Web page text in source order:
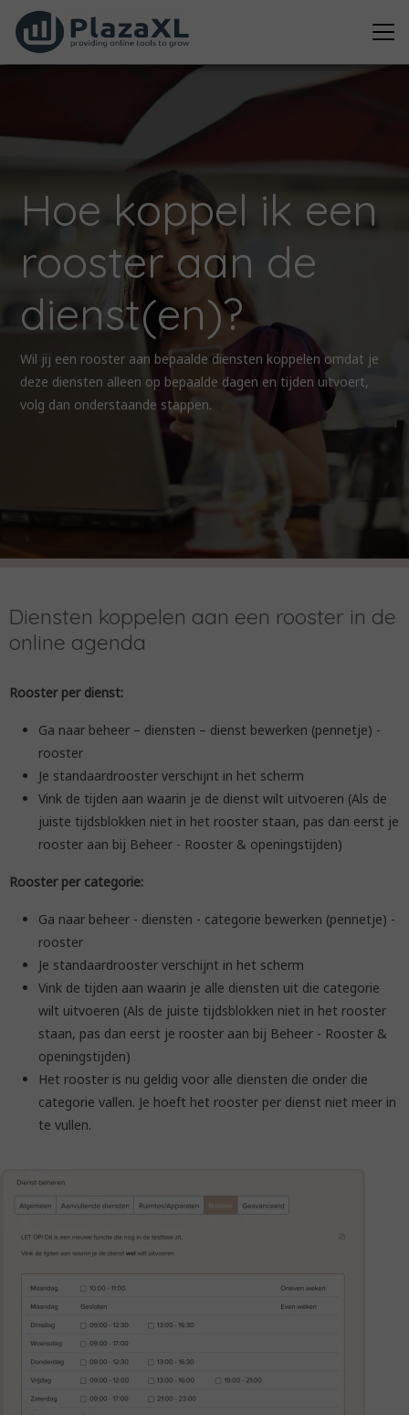
Hoe koppel ik een
rooster aan de
dienst(en)?
Wil jij een rooster aan bepaalde diensten koppelen omdat je
deze diensten alleen op bepaalde dagen en tijden uitvoert,
volg dan onderstaande stappen.
Diensten koppelen aan een rooster in de
online agenda
Rooster per dienst:
Ga naar beheer – diensten – dienst bewerken (pennetje) -
rooster
Je standaardrooster verschijnt in het scherm
Vink de tijden aan waarin je de dienst wilt uitvoeren (Als de
juiste tijdsblokken niet in het rooster staan, pas dan eerst je
rooster aan bij Beheer - Rooster & openingstijden)
Rooster per categorie:
Ga naar beheer - diensten - categorie bewerken (pennetje) -
rooster
Je standaardrooster verschijnt in het scherm
Vink de tijden aan waarin je alle diensten uit die categorie
wilt uitvoeren (Als de juiste tijdsblokken niet in het rooster
staan, pas dan eerst je rooster aan bij Beheer - Rooster &
openingstijden)
Het rooster is nu geldig voor alle diensten die onder die
categorie vallen. Je hoeft het rooster per dienst niet meer in
te vullen.